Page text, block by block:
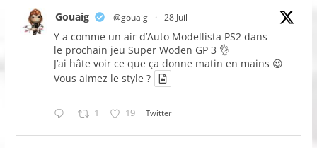
Gouaig @gouaig · 28 Juil
Y a comme un air d’Auto Modellista PS2 dans
le prochain jeu Super Woden GP 3 👌
J’ai hâte voir ce que ça donne matin en mains 😍
Vous aimez le style ?
1 19 Twitter